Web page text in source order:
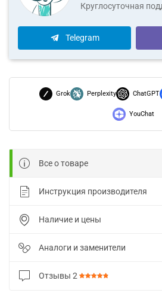
Круглосуточная
Telegram
Grok Perplexity ChatGPT
YouChat
Все о товаре
Инструкция производителя
Наличие и цены
Аналоги и заменители
Отзывы 2